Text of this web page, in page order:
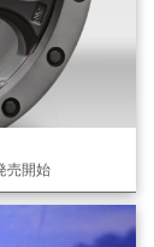
売開始